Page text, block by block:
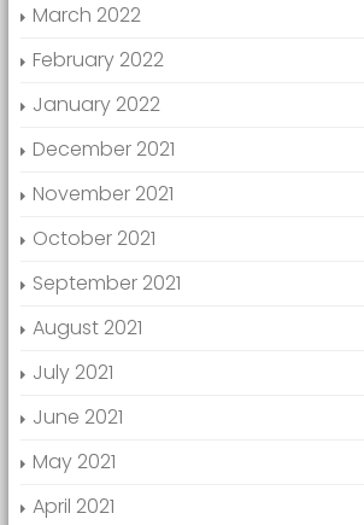
March 2022
February 2022
January 2022
December 2021
November 2021
October 2021
September 2021
August 2021
July 2021
June 2021
May 2021
April 2021